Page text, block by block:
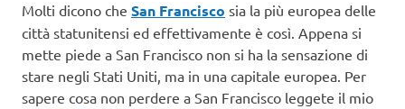
Molti dicono che San Francisco sia la più europea delle
città statunitensi ed effettivamente è così. Appena si
mette piede a San Francisco non si ha la sensazione di
stare negli Stati Uniti, ma in una capitale europea. Per
sapere cosa non perdere a San Francisco leggete il mio